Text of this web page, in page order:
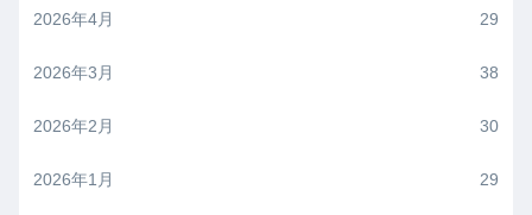
2026年4月 29
2026年3月 38
2026年2月 30
2026年1月 29